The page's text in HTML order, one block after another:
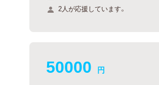
2人が応援しています。
50000 円